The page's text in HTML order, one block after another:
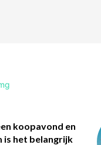
koopavond en
is het belangrijk